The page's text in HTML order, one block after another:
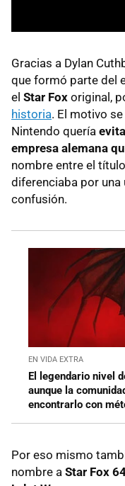
Gracias a Dylan
que formó parte del
el Star Fox original,
historia. El motivo
Nintendo quería
empresa alemana
nombre entre el
diferenciaba por una
confusión.
EN VIDA EXTRA
El legendario nivel
aunque la
encontrarlo con
Por eso mismo
nombre a Star Fox